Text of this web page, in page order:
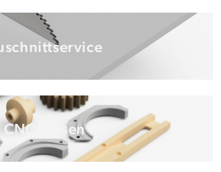
CNC Fräsen